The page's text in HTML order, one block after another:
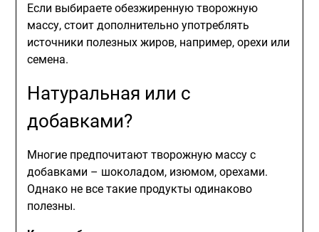
Если выбираете обезжиренную творожную
массу, стоит дополнительно употреблять
источники полезных жиров, например, орехи или
семена.
Натуральная или с
добавками?
Многие предпочитают творожную массу с
добавками – шоколадом, изюмом, орехами.
Однако не все такие продукты одинаково
полезны.